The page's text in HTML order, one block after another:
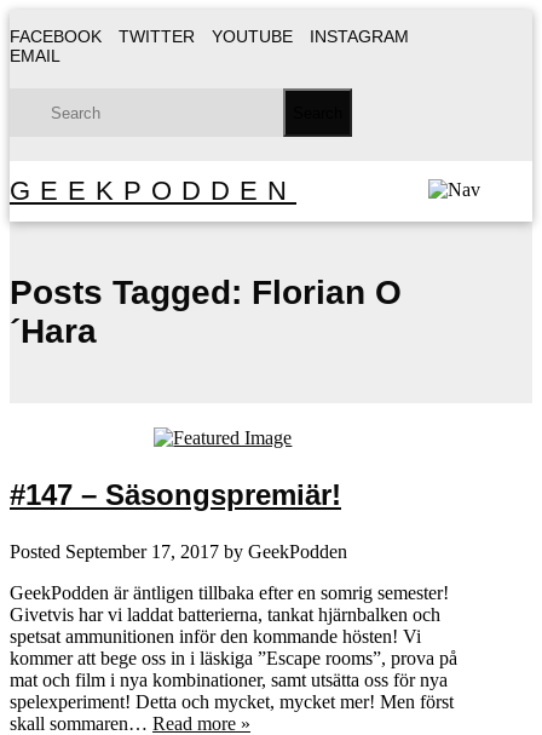
FACEBOOK TWITTER YOUTUBE
INSTAGRAM
EMAIL
GEEKPODDEN
Posts Tagged: Florian O
´Hara
#147 – Säsongspremiär!
Posted September 17, 2017 by GeekPodden
GeekPodden är äntligen tillbaka efter en somrig semester!
Givetvis har vi laddat batterierna, tankat hjärnbalken och
spetsat ammunitionen inför den kommande hösten! Vi
kommer att bege oss in i läskiga ”Escape rooms”, prova på
mat och film i nya kombinationer, samt utsätta oss för nya
spelexperiment! Detta och mycket, mycket mer! Men först
skall sommaren… Read more »